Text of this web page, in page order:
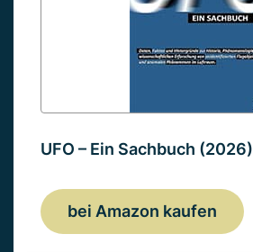
UFO – Ein Sachbuch (2026)
bei Amazon kaufen